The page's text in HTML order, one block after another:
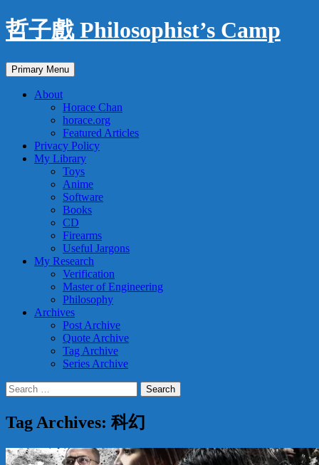
Skip
to
哲子戲 Philosophist’s Camp
Search
Primary Menu
About
Horace Chan
horace.org
Featured Articles
Privacy Policy
My Library
Toys
Anime
Software
Books
CD
Firearms
Useful Jargons
My Research
Verification
Master of Engineering
Philosophy
Archives
Post Archive
Quote Archive
Tag Archive
Series Archive
Search
for:
Tag Archives: 科幻